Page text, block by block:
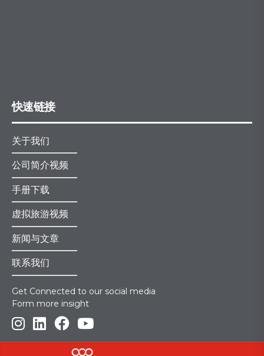
快速链接
关于我们
公司简介视频
手册下载
虚拟旅游视频
新闻与文章
联系我们
Get Connected to our social media
Form more insight